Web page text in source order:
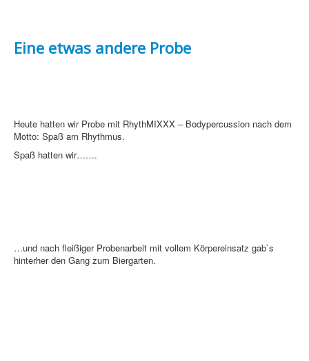
Eine etwas andere Probe
Heute hatten wir Probe mit RhythMIXXX – Bodypercussion nach dem
Motto: Spaß am Rhythmus.
Spaß hatten wir…….
…und nach fleißiger Probenarbeit mit vollem Körpereinsatz gab`s
hinterher den Gang zum Biergarten.